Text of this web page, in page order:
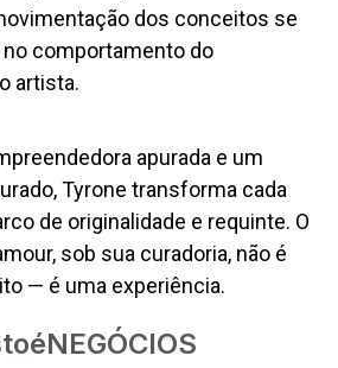
dos conceitos se
comportamento do
artista.
apurada e um
Tyrone transforma cada
de originalidade e requinte. O
sob sua curadoria, não é
— é uma experiência.